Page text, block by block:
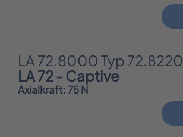
LA 72.8000 Typ 72.8220
LA 72 - Captive
Axialkraft: 75 N